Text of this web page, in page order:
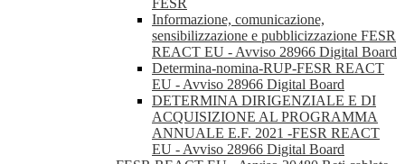
FESR
Informazione, comunicazione,
sensibilizzazione e pubblicizzazione FESR
REACT EU - Avviso 28966 Digital Board
Determina-nomina-RUP-FESR REACT
EU - Avviso 28966 Digital Board
DETERMINA DIRIGENZIALE E DI
ACQUISIZIONE AL PROGRAMMA
ANNUALE E.F. 2021 -FESR REACT
EU - Avviso 28966 Digital Board